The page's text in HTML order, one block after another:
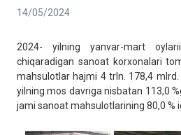
14/05/2024
2024- yilning yanvar-mart
chiqaradigan sanoat korxonalari
mahsulotlar hajmi 4 trln. 178,4 mlrd.
yilning mos davriga nisbatan 113,0
jami sanoat mahsulotlarining 80,0 %